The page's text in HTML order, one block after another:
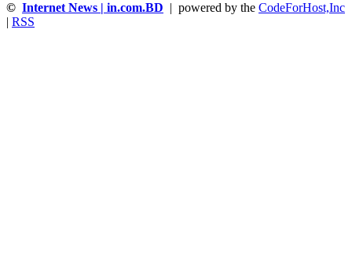
© Internet News | in.com.BD | powered by the CodeForHost,Inc
RSS